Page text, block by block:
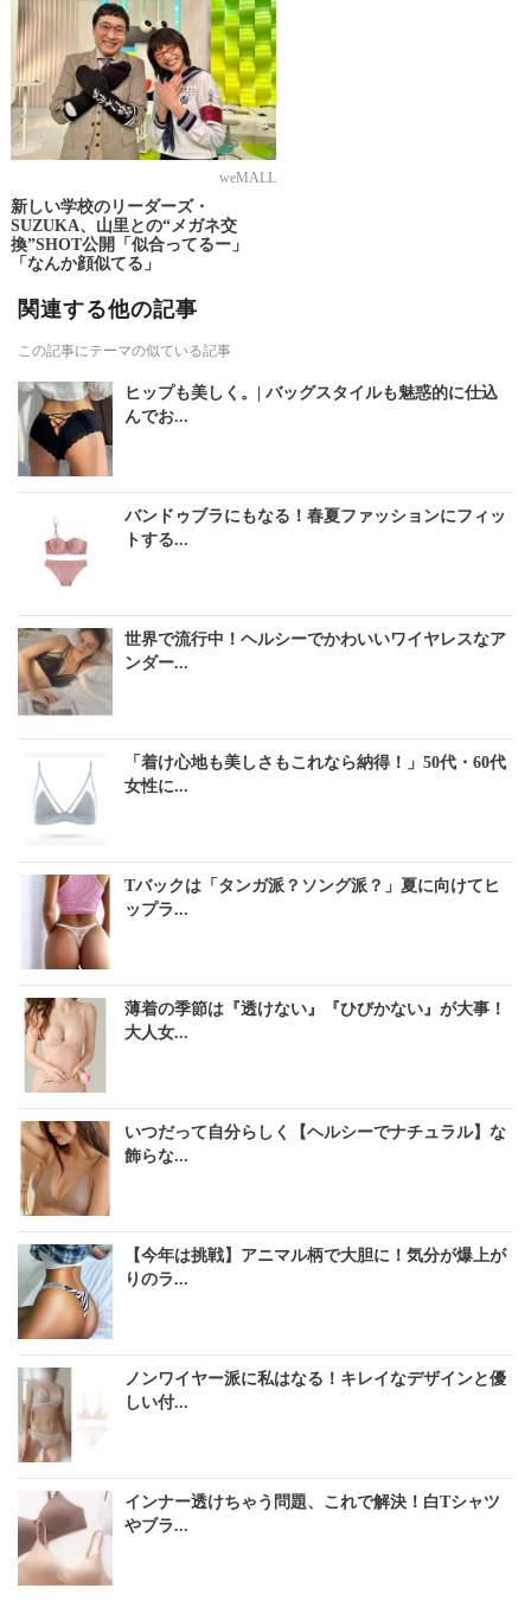
weMALL
新しい学校のリーダーズ・
SUZUKA、山里との“メガネ交
換”SHOT公開「似合ってるー」
「なんか顔似てる」
関連する他の記事
この記事にテーマの似ている記事
ヒップも美しく。| バッグスタイルも魅惑的に仕込
んでお...
バンドゥブラにもなる！春夏ファッションにフィッ
トする...
世界で流行中！ヘルシーでかわいいワイヤレスなア
ンダー...
「着け心地も美しさもこれなら納得！」50代・60代
女性に...
Tバックは「タンガ派？ソング派？」夏に向けてヒ
ップラ...
薄着の季節は『透けない』『ひびかない』が大事！
大人女...
いつだって自分らしく【ヘルシーでナチュラル】な
飾らな...
【今年は挑戦】アニマル柄で大胆に！気分が爆上が
りのラ...
ノンワイヤー派に私はなる！キレイなデザインと優
しい付...
インナー透けちゃう問題、これで解決！白Tシャツ
やブラ...